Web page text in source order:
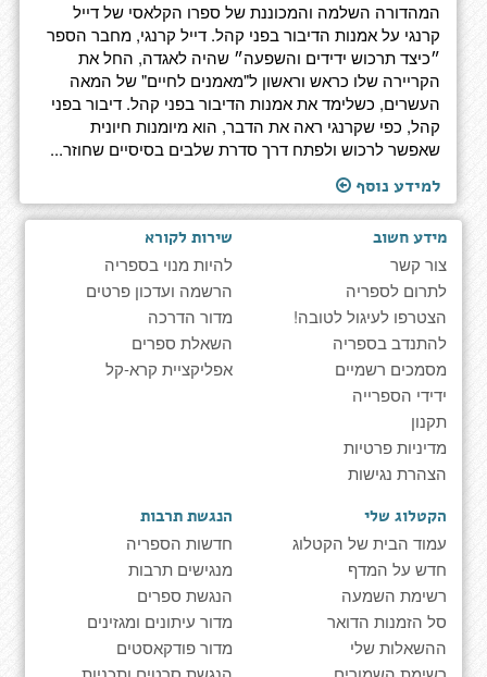
המהדורה השלמה והמכוננת של ספרו הקלאסי של דייל
קרנגי על אמנות הדיבור בפני קהל. דייל קרנגי, מחבר הספר
״כיצד תרכוש ידידים והשפעה״ שהיה לאגדה, החל את
הקריירה שלו כראש וראשון ל"מאמנים לחיים" של המאה
העשרים, כשלימד את אמנות הדיבור בפני קהל. דיבור בפני
קהל, כפי שקרנגי ראה את הדבר, הוא מיומנות חיונית
שאפשר לרכוש ולפתח דרך סדרת שלבים בסיסיים שחוזר...
למידע נוסף
מידע חשוב
צור קשר
לתרום לספריה
הצטרפו לעיגול לטובה!
להתנדב בספריה
מסמכים רשמיים
ידידי הספרייה
תקנון
מדיניות פרטיות
הצהרת נגישות
שירות לקורא
להיות מנוי בספריה
הרשמה ועדכון פרטים
מדור הדרכה
השאלת ספרים
אפליקציית קרא-קל
הקטלוג שלי
עמוד הבית של הקטלוג
חדש על המדף
רשימת השמעה
סל הזמנות הדואר
ההשאלות שלי
הנגשת תרבות
חדשות הספריה
מנגישים תרבות
הנגשת ספרים
מדור עיתונים ומגזינים
מדור פודקאסטים